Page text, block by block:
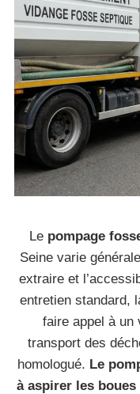
Le pompage
Seine varie
extraire et
entretien standard,
faire appel à un
transport des
homologué. Le
à aspirer les boues